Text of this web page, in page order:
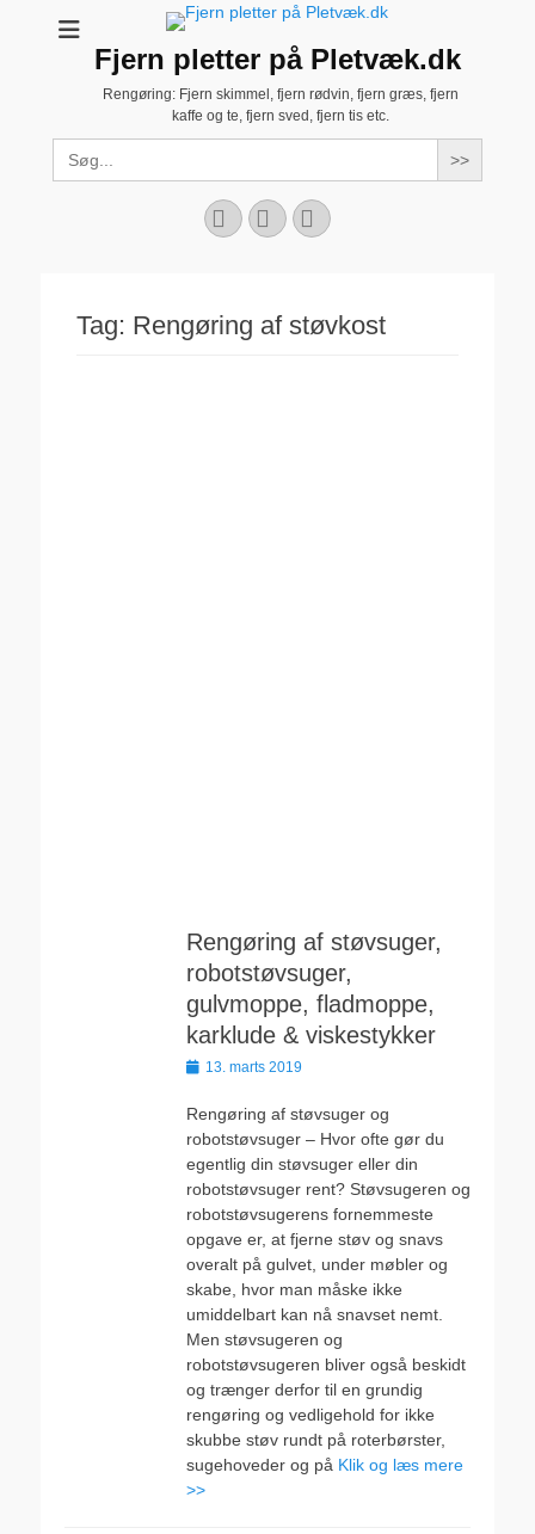
Fjern pletter på Pletvæk.dk
Rengøring: Fjern skimmel, fjern rødvin, fjern græs, fjern
kaffe og te, fjern sved, fjern tis etc.
Search
for:
Facebook
YouTubeInstagram
Tag: Rengøring af støvkost
Rengøring af støvsuger,
robotstøvsuger,
gulvmoppe, fladmoppe,
karklude & viskestykker
Udgivet
13. marts 2019
Rengøring af støvsuger og
robotstøvsuger – Hvor ofte gør du
egentlig din støvsuger eller din
robotstøvsuger rent? Støvsugeren og
robotstøvsugerens fornemmeste
opgave er, at fjerne støv og snavs
overalt på gulvet, under møbler og
skabe, hvor man måske ikke
umiddelbart kan nå snavset nemt.
Men støvsugeren og
robotstøvsugeren bliver også beskidt
og trænger derfor til en grundig
rengøring og vedligehold for ikke
skubbe støv rundt på roterbørster,
sugehoveder og på Klik og læs mere
>>